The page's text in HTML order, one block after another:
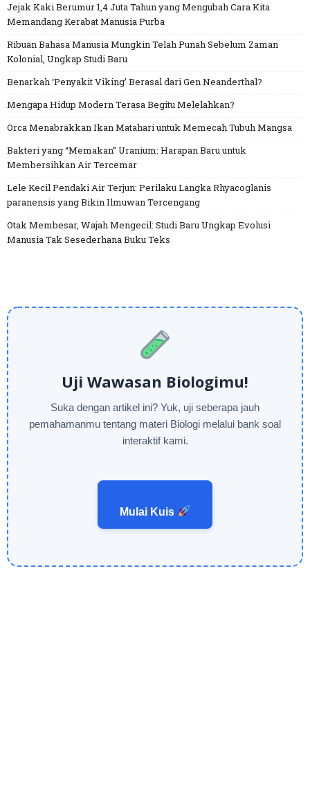
Jejak Kaki Berumur 1,4 Juta Tahun yang Mengubah Cara Kita
Memandang Kerabat Manusia Purba
Ribuan Bahasa Manusia Mungkin Telah Punah Sebelum Zaman
Kolonial, Ungkap Studi Baru
Benarkah ‘Penyakit Viking’ Berasal dari Gen Neanderthal?
Mengapa Hidup Modern Terasa Begitu Melelahkan?
Orca Menabrakkan Ikan Matahari untuk Memecah Tubuh Mangsa
Bakteri yang “Memakan” Uranium: Harapan Baru untuk
Membersihkan Air Tercemar
Lele Kecil Pendaki Air Terjun: Perilaku Langka Rhyacoglanis
paranensis yang Bikin Ilmuwan Tercengang
Otak Membesar, Wajah Mengecil: Studi Baru Ungkap Evolusi
Manusia Tak Sesederhana Buku Teks
Uji Wawasan Biologimu!
Suka dengan artikel ini? Yuk, uji seberapa jauh
pemahamanmu tentang materi Biologi melalui bank soal
interaktif kami.
Mulai Kuis